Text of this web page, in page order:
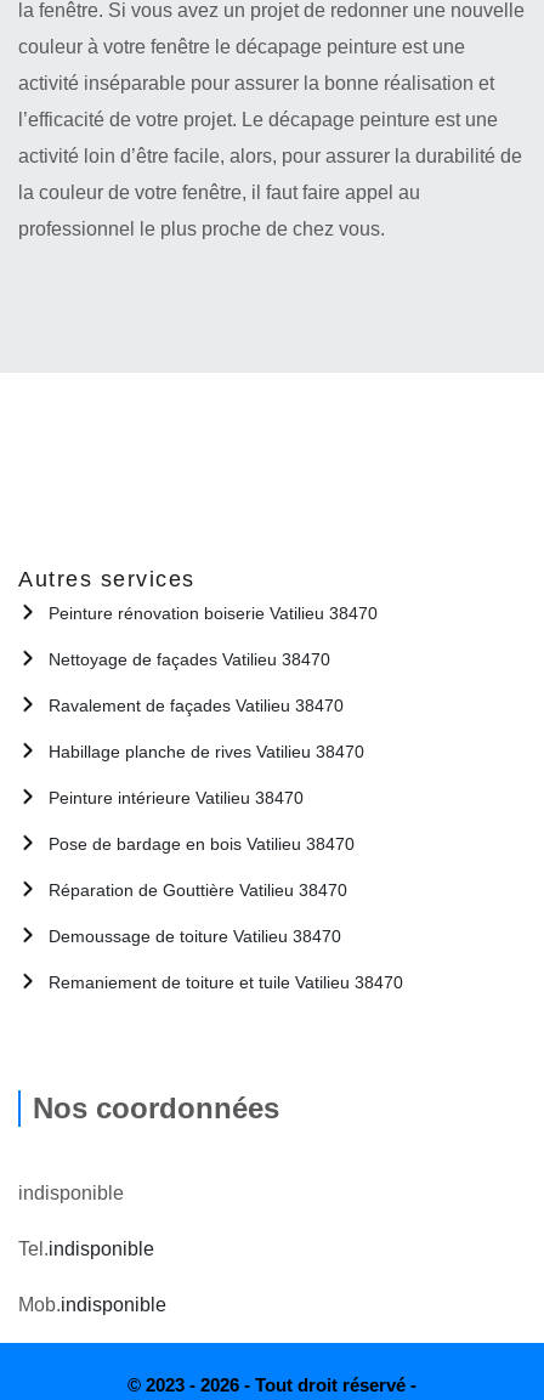
la fenêtre. Si vous avez un projet de redonner une nouvelle
couleur à votre fenêtre le décapage peinture est une
activité inséparable pour assurer la bonne réalisation et
l’efficacité de votre projet. Le décapage peinture est une
activité loin d’être facile, alors, pour assurer la durabilité de
la couleur de votre fenêtre, il faut faire appel au
professionnel le plus proche de chez vous.
Autres services
Peinture rénovation boiserie Vatilieu 38470
Nettoyage de façades Vatilieu 38470
Ravalement de façades Vatilieu 38470
Habillage planche de rives Vatilieu 38470
Peinture intérieure Vatilieu 38470
Pose de bardage en bois Vatilieu 38470
Réparation de Gouttière Vatilieu 38470
Demoussage de toiture Vatilieu 38470
Remaniement de toiture et tuile Vatilieu 38470
Nos coordonnées
indisponible
Tel.indisponible
Mob.indisponible
© 2023 - 2026 - Tout droit réservé -